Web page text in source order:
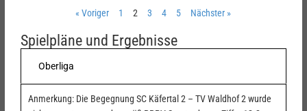
« Voriger 1 2 3 4 5 Nächster »
Spielpläne und Ergebnisse
Oberliga
Anmerkung: Die Begegnung SC Käfertal 2 – TV Waldhof 2 wurde